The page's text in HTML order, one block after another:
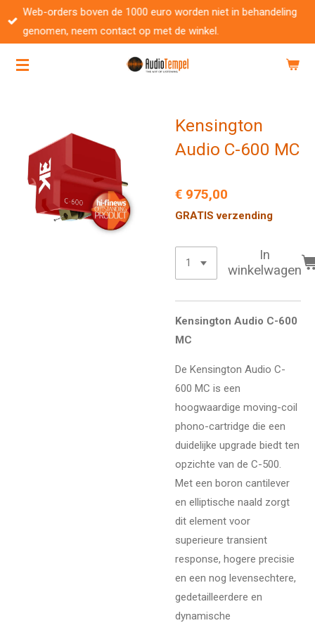
Ga
direct
de
Web-orders boven de 1000 euro worden niet in behandeling
genomen, neem contact op met de winkel.
Kensington
Audio C-600 MC
€ 975,00
GRATIS verzending
In
winkelwagen
Kensington Audio C-600
MC
De Kensington Audio C-
600 MC is een
hoogwaardige moving-coil
phono-cartridge die een
duidelijke upgrade biedt ten
opzichte van de C-500.
Met een boron cantilever
en elliptische naald zorgt
dit element voor
superieure transient
response, hogere precisie
en een nog levensechtere,
gedetailleerdere en
dynamische